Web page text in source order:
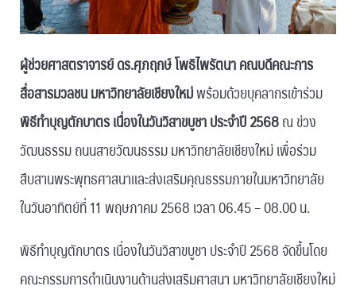
ผู้ช่วยศาสตราจารย์ ดร.ศุภฤกษ์ โพธิไพรัตนา คณบดีคณะการ
สื่อสารมวลชน มหาวิทยาลัยเชียงใหม่พร้อมด้วยบุคลากรเข้าร่วม
พิธีทำบุญตักบาตร เนื่องในวันวิสาขบูชา ประจำปี 2568ณ ข่วง
วัฒนธรรม ถนนสายวัฒนธรรม มหาวิทยาลัยเชียงใหม่ เพื่อร่วม
สืบสานพระพุทธศาสนาและส่งเสริมคุณธรรมภายในมหาวิทยาลัย
ในวันอาทิตย์ที่ 11 พฤษภาคม 2568 เวลา 06.45 – 08.00 น.
พิธีทำบุญตักบาตร เนื่องในวันวิสาขบูชา ประจำปี 2568 จัดขึ้นโดย
คณะกรรมการดำเนินงานด้านส่งเสริมศาสนา มหาวิทยาลัยเชียงใหม่